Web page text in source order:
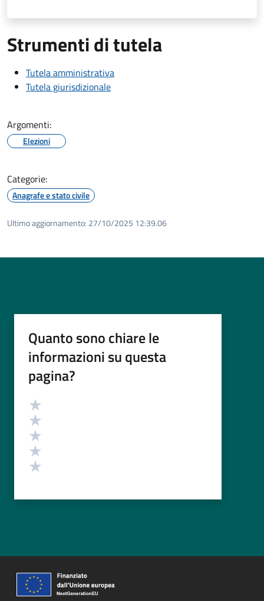
Strumenti di tutela
Tutela amministrativa
Tutela giurisdizionale
Argomenti:
Elezioni
Categorie:
Anagrafe e stato civile
Ultimo aggiornamento: 27/10/2025 12:39.06
Quanto sono chiare le
informazioni su questa
pagina?
Valutazione